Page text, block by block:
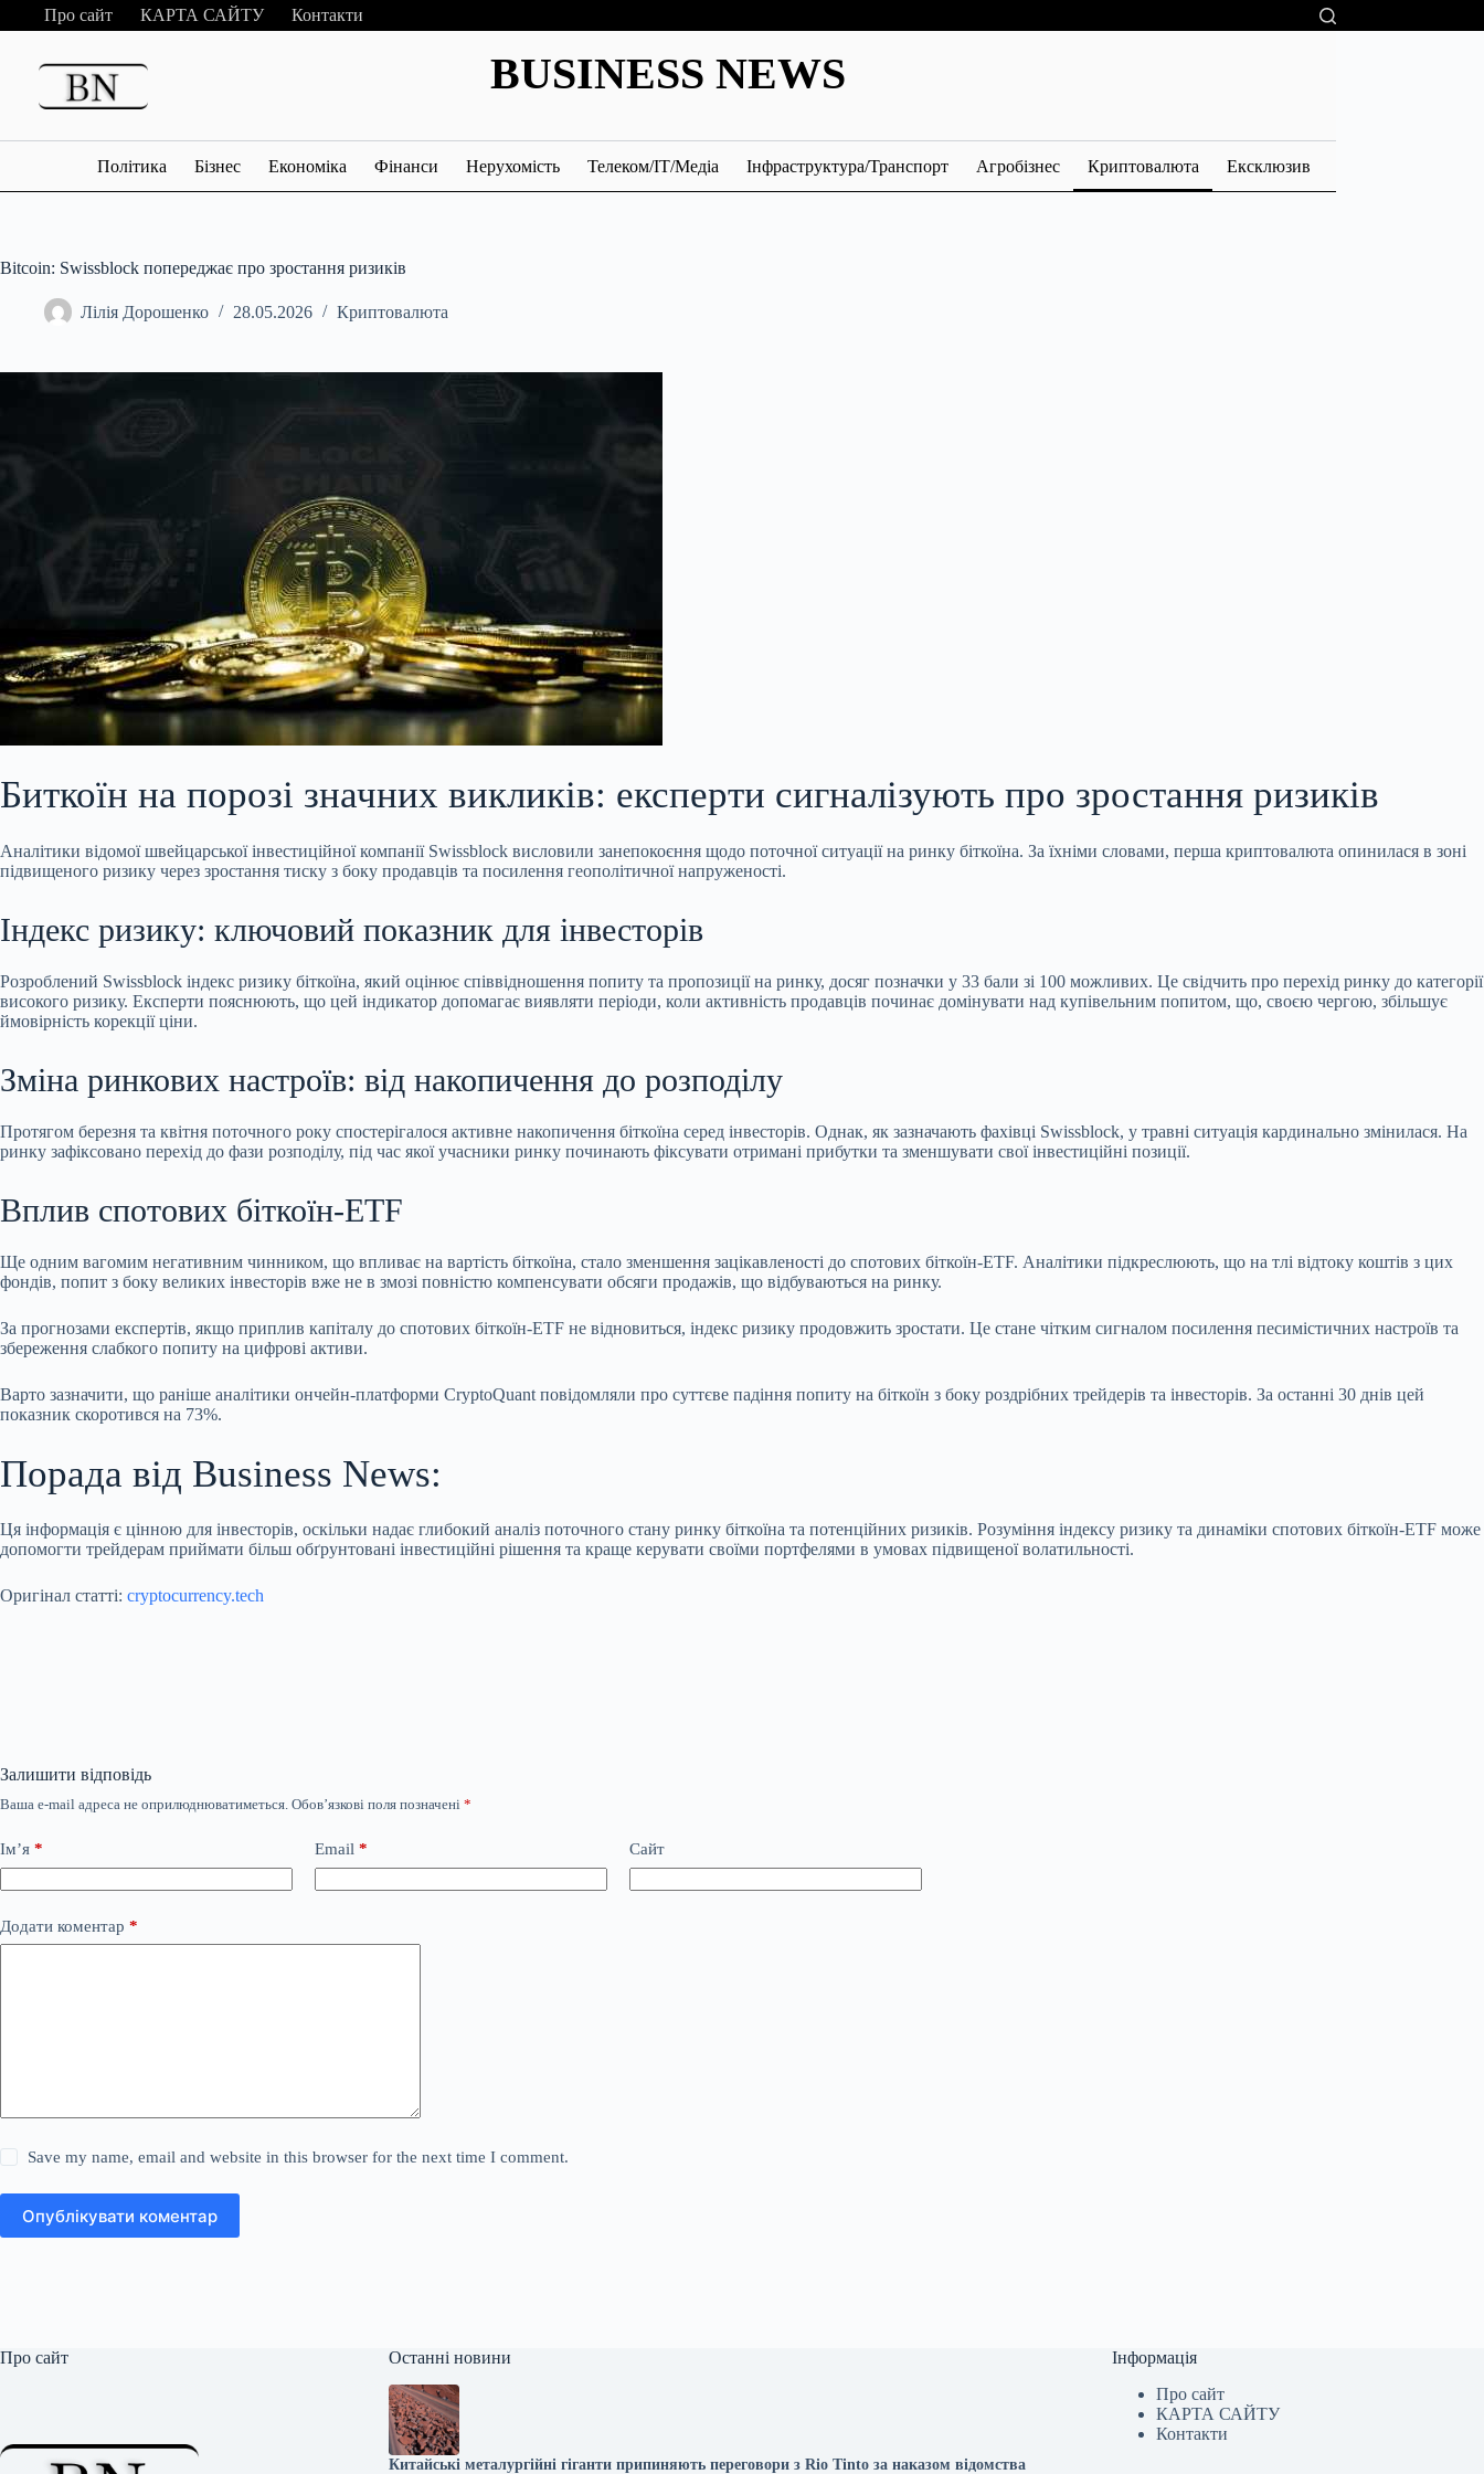
Перейти
до
Про сайт КАРТА САЙТУ Контакти
BUSINESS NEWS
Політика Бізнес Економіка Фінанси Нерухомість Телеком/ІТ/Медіа Інфраструктура/Транспорт Агробізнес Криптовалюта Ексклюзив
Bitcoin: Swissblock попереджає про зростання ризиків
Лілія Дорошенко 28.05.2026 Криптовалюта
Биткоїн на порозі значних викликів: експерти сигналізують про зростання ризиків
Аналітики відомої швейцарської інвестиційної компанії Swissblock висловили занепокоєння щодо поточної ситуації на ринку біткоїна. За їхніми словами, перша криптовалюта опинилася в зоні
підвищеного ризику через зростання тиску з боку продавців та посилення геополітичної напруженості.
Індекс ризику: ключовий показник для інвесторів
Розроблений Swissblock індекс ризику біткоїна, який оцінює співвідношення попиту та пропозиції на ринку, досяг позначки у 33 бали зі 100 можливих. Це свідчить про перехід ринку до категорії
високого ризику. Експерти пояснюють, що цей індикатор допомагає виявляти періоди, коли активність продавців починає домінувати над купівельним попитом, що, своєю чергою, збільшує
ймовірність корекції ціни.
Зміна ринкових настроїв: від накопичення до розподілу
Протягом березня та квітня поточного року спостерігалося активне накопичення біткоїна серед інвесторів. Однак, як зазначають фахівці Swissblock, у травні ситуація кардинально змінилася. На
ринку зафіксовано перехід до фази розподілу, під час якої учасники ринку починають фіксувати отримані прибутки та зменшувати свої інвестиційні позиції.
Вплив спотових біткоїн-ETF
Ще одним вагомим негативним чинником, що впливає на вартість біткоїна, стало зменшення зацікавленості до спотових біткоїн-ETF. Аналітики підкреслюють, що на тлі відтоку коштів з цих
фондів, попит з боку великих інвесторів вже не в змозі повністю компенсувати обсяги продажів, що відбуваються на ринку.
За прогнозами експертів, якщо приплив капіталу до спотових біткоїн-ETF не відновиться, індекс ризику продовжить зростати. Це стане чітким сигналом посилення песимістичних настроїв та
збереження слабкого попиту на цифрові активи.
Варто зазначити, що раніше аналітики ончейн-платформи CryptoQuant повідомляли про суттєве падіння попиту на біткоїн з боку роздрібних трейдерів та інвесторів. За останні 30 днів цей
показник скоротився на 73%.
Порада від Business News:
Ця інформація є цінною для інвесторів, оскільки надає глибокий аналіз поточного стану ринку біткоїна та потенційних ризиків. Розуміння індексу ризику та динаміки спотових біткоїн-ETF може
допомогти трейдерам приймати більш обґрунтовані інвестиційні рішення та краще керувати своїми портфелями в умовах підвищеної волатильності.
Оригінал статті: cryptocurrency.tech
Залишити відповідь
Ваша e-mail адреса не оприлюднюватиметься. Обов’язкові поля позначені *
Ім’я * Email * Сайт
Додати коментар *
Save my name, email and website in this browser for the next time I comment.
Опублікувати коментар
Про сайт Останні новини
Китайські металургійні гіганти припиняють переговори з Rio Tinto за наказом відомства
Інформація
Про сайт
КАРТА САЙТУ
Контакти